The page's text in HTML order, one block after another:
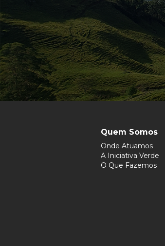
Quem Somos
Onde Atuamos
A Iniciativa Verde
O Que Fazemos